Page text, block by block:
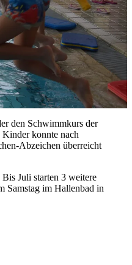
den Schwimmkurs der
Kinder konnte nach
Abzeichen überreicht
Juli starten 3 weitere
Samstag im Hallenbad in